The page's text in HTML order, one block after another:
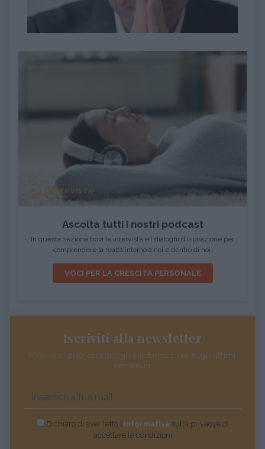
INTERVISTA
Ascolta tutti i nostri podcast
In questa sezione trovi le interviste e i dialoghi d'ispirazione per
comprendere la realtà intorno a noi e dentro di noi.
VOCI PER LA CRESCITA PERSONALE
Iscriviti alla newsletter
Riceverai preziosi consigli e informazioni sugli ultimi
contenuti
Dichiaro di aver letto l’informativasulla privacye di
accettare le condizioni